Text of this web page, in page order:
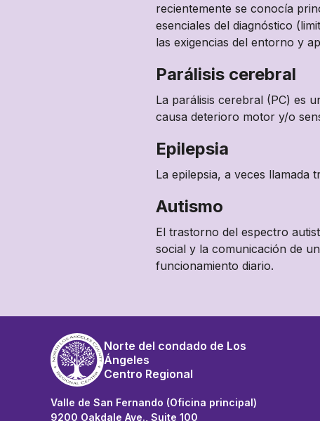
recientemente se conocía
esenciales del diagnóstico
las exigencias del entorno y
Parálisis cerebral
La parálisis cerebral (PC) es
causa deterioro motor y/o
Epilepsia
La epilepsia, a veces
Autismo
El trastorno del espectro
social y la comunicación de
funcionamiento diario.
Norte del condado de Los
Ángeles
Centro Regional
Valle de San Fernando (Oficina principal)
9200 Oakdale Ave., Suite 100